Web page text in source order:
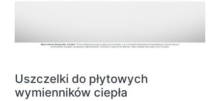
Uszczelki do płytowych
wymienników ciepła